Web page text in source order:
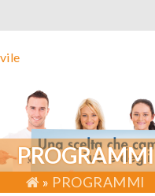
PROGRAMMI
» PROGRAMMI